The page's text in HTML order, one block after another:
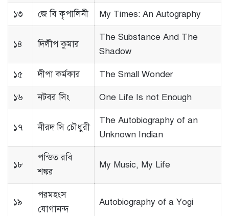
১৩ জে বি কৃপালিনী My Times: An Autography
১৪ দিলীপ কুমার
The Substance And The
Shadow
১৫ দীপা কর্মকার The Small Wonder
১৬ নটবর সিং One Life Is not Enough
১৭ নীরদ সি চৌধুরী
The Autobiography of an
Unknown Indian
১৮
পন্ডিত রবি
শঙ্কর
My Music, My Life
১৯
পরমহংস
যোগানন্দ
Autobiography of a Yogi